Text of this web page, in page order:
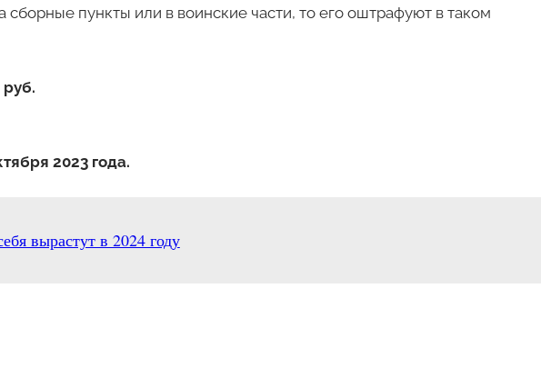
сборные пункты или в воинские части, то его оштрафуют в таком
2023 года.
вырастут в 2024 году